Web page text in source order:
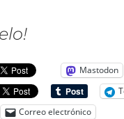
Mastodon
Correo electrónico